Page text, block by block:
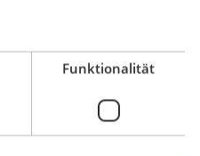
Funktionalität